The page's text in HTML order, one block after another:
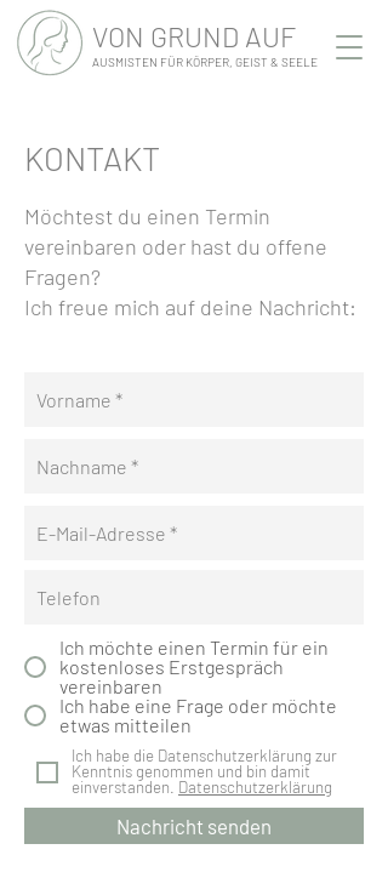
VON GRUND AUF
AUSMISTEN FÜR KÖRPER, GEIST & SEELE
KONTAKT
Möchtest du einen Termin
vereinbaren oder hast du offene
Fragen?
Ich freue mich auf deine Nachricht:
Ich möchte einen Termin für ein
kostenloses Erstgespräch
vereinbaren
Ich habe eine Frage oder möchte
etwas mitteilen
Ich habe die Datenschutzerklärung zur
Kenntnis genommen und bin damit
einverstanden. Datenschutzerklärung
Nachricht senden